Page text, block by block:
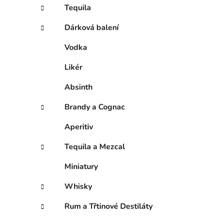
p
a
Tequila
Dárková balení
Vodka
Likér
Absinth
Brandy a Cognac
Aperitiv
Tequila a Mezcal
Miniatury
Whisky
Rum a Třtinové Destiláty